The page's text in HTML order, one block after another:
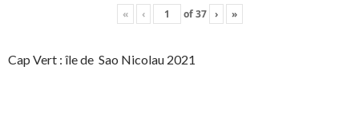
« ‹ of37 › »
Cap Vert : île de Sao Nicolau 2021